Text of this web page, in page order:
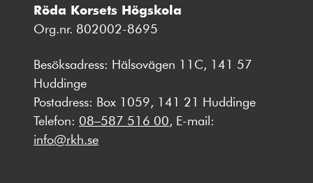
Röda Korsets Högskola
Org.nr. 802002-8695
Besöksadress: Hälsovägen 11C, 141 57
Huddinge
Postadress: Box 1059, 141 21 Huddinge
Telefon: 08–587 516 00, E-mail:
info@rkh.se